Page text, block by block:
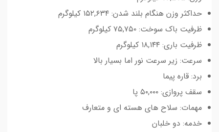
حداکثر وزن هنگام بلند شدن: ۱۵۲,۶۳۴ کیلوگرم
ظرفیت باک سوخت: ۷۵,۷۵۰ کیلوگرم
ظرفیت باری: ۱۸,۱۴۴ کیلوگرم
سرعت: زیر سرعت نور اما بسیار بالا
برد: قاره پیما
سقف پروازی: ۵۰,۰۰۰ پا
مهمات: سلاح های هسته ای و متعارف
خدمه: دو خلبان